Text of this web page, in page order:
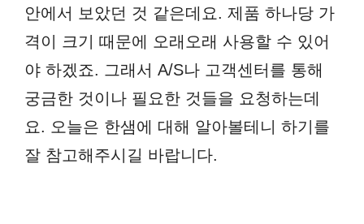
안에서 보았던 것 같은데요. 제품 하나당 가
격이 크기 때문에 오래오래 사용할 수 있어
야 하겠죠. 그래서 A/S나 고객센터를 통해
궁금한 것이나 필요한 것들을 요청하는데
요. 오늘은 한샘에 대해 알아볼테니 하기를
잘 참고해주시길 바랍니다.